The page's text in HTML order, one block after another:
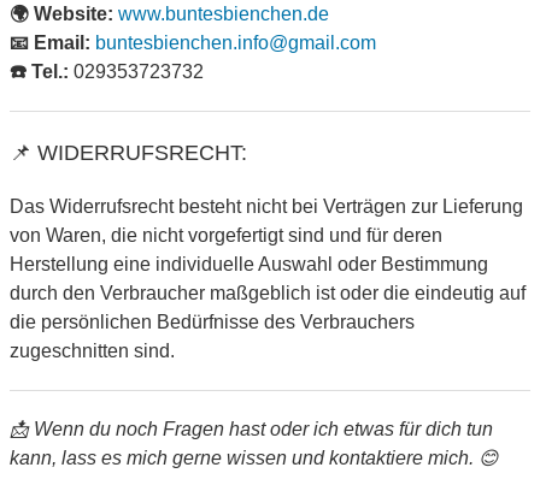
🌍 Website: www.buntesbienchen.de
📧 Email: buntesbienchen.info@gmail.com
☎️ Tel.: 029353723732
📌 WIDERRUFSRECHT:
Das Widerrufsrecht besteht nicht bei Verträgen zur Lieferung
von Waren, die nicht vorgefertigt sind und für deren
Herstellung eine individuelle Auswahl oder Bestimmung
durch den Verbraucher maßgeblich ist oder die eindeutig auf
die persönlichen Bedürfnisse des Verbrauchers
zugeschnitten sind.
📩 Wenn du noch Fragen hast oder ich etwas für dich tun
kann, lass es mich gerne wissen und kontaktiere mich. 😊